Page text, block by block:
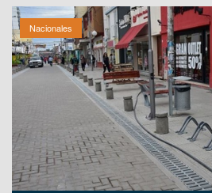
Nacionales